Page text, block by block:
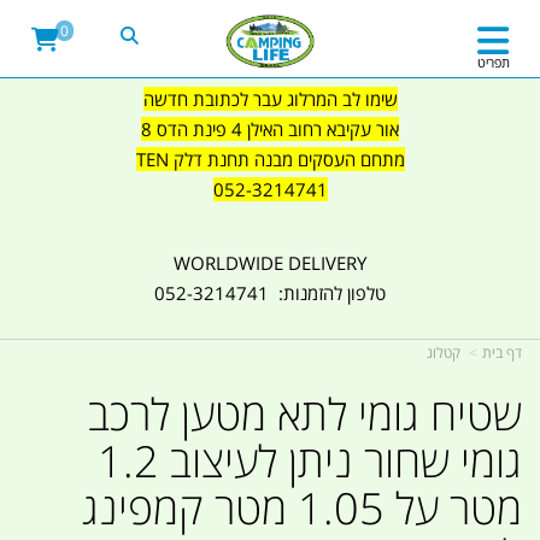
שימו לב המרלוג עבר לכתובת חדשה
אור עקיבא רחוב האילן 4 פינת הדס 8
מתחם העסקים מבנה תחנת דלק TEN
052-3214741
WORLDWIDE DELIVERY
טלפון להזמנות: 052-3214741
תפריט
0
דף בית קטלוג
שטיח גומי לתא מטען לרכב
גומי שחור ניתן לעיצוב 1.2
מטר על 1.05 מטר קמפינג